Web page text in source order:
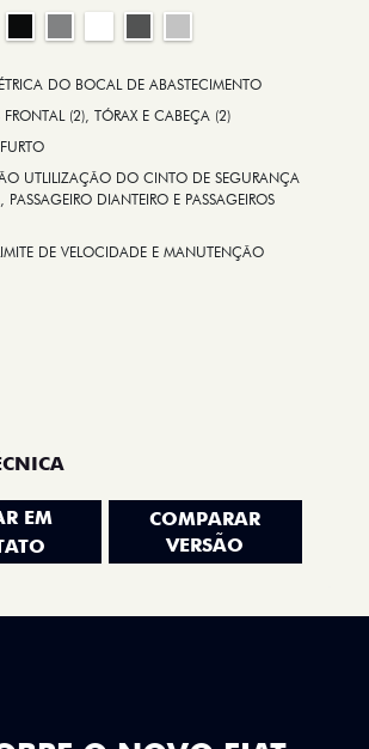
DO BOCAL DE ABASTECIMENTO
(2), TÓRAX E CABEÇA (2)
UTLILIZAÇÃO DO CINTO DE SEGURANÇA
PASSAGEIRO DIANTEIRO E PASSAGEIROS
DE VELOCIDADE E MANUTENÇÃO
EM
COMPARAR
VERSÃO